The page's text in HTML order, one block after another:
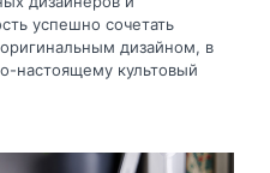
успешно сочетать
дизайном, в
настоящему культовый